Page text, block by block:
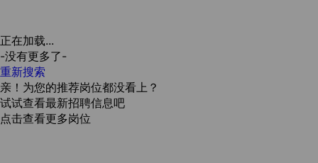
正在加载...
-没有更多了-
重新搜索
亲！为您的推荐岗位都没看上？
试试查看最新招聘信息吧
点击查看更多岗位